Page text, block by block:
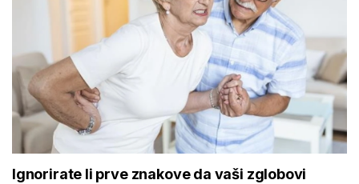
Ignorirate li prve znakove da vaši zglobovi